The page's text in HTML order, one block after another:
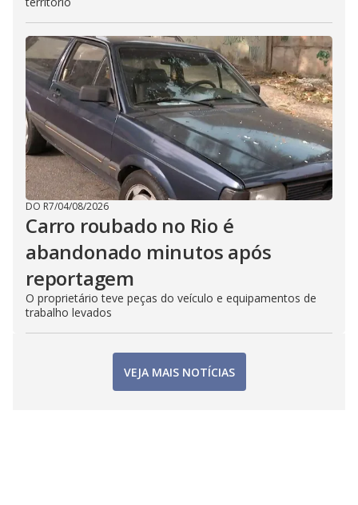
DO R7/04/08/2026
Carro roubado no Rio é
abandonado minutos após
reportagem
O proprietário teve peças do veículo e equipamentos de
trabalho levados
VEJA MAIS NOTÍCIAS